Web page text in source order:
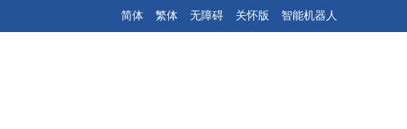
简体 繁体 无障碍 关怀版 智能机器人